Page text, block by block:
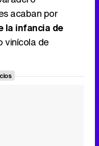
acaban por
la infancia de
vinícola de